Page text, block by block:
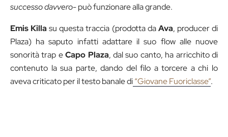
successo davvero-può funzionare alla grande.
Emis Killa su questa traccia (prodotta daAva, producer di
Plaza) ha saputo infatti adattare il suo flow alle nuove
sonorità trap eCapo Plaza, dal suo canto, ha arricchito di
contenuto la sua parte, dando del filo a torcere a chi lo
aveva criticato per il testo banale di“Giovane Fuoriclasse”.